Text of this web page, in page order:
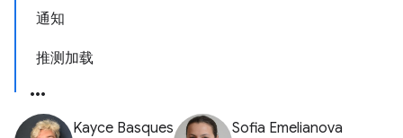
通知
推测加载
Kayce Basques Sofia Emelianova